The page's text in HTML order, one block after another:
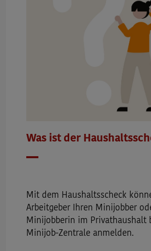
Was ist der
Mit dem Haushaltsscheck
Arbeitgeber Ihren Minijobber
Minijobberin im Privathaushalt
Minijob-Zentrale anmelden.